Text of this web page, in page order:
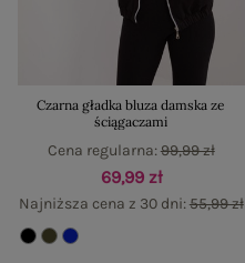
Czarna gładka bluza damska ze
ściągaczami
69,99 zł
Najniższa cena z 30 dni:55,99 zł
Cena regularna:99,99 zł